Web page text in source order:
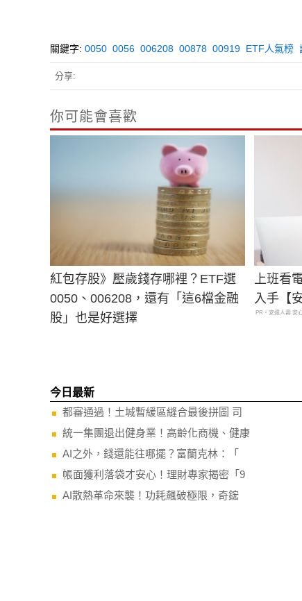
關鍵字: 0050 0056 006208 00878 00919 ETF人氣榜
分享:
你可能會喜歡
紅包存股》壓歲錢存哪裡？ETF選
0050、006208，還有「這6檔金融
股」也是好選擇
上班看
入手【
PR・安達人壽 安
今日最新
都審通過！土城暫緩區縫合最後拼圖 司
統一集團退出健身業！高齡化商機、健康
AI之外，錢還能往哪擺？富蘭克林：「
帳面獲利落袋才安心！理財專家揭密「9
AI散熱革命來襲！功耗飆破極限，奇鋐